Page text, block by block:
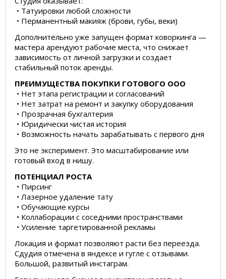
• Татуировки любой сложности
• Перманентный макияж (брови, губы, веки)
Дополнительно уже запущен формат коворкинга —
мастера арендуют рабочие места, что снижает
зависимость от личной загрузки и создает
стабильный поток аренды.
ПРЕИМУЩЕСТВА ПОКУПКИ ГОТОВОГО ООО
• Нет этапа регистрации и согласований
• Нет затрат на ремонт и закупку оборудования
• Прозрачная бухгалтерия
• Юридически чистая история
• Возможность начать зарабатывать с первого дня
Это не эксперимент. Это масштабирование или
готовый вход в нишу.
ПОТЕНЦИАЛ РОСТА
• Пирсинг
• Лазерное удаление тату
• Обучающие курсы
• Коллаборации с соседними пространствами
• Усиление таргетированной рекламы
Локация и формат позволяют расти без переезда.
Сдудия отмечена в яндексе и гугле с отзывами.
Большой, развитый инстаграм.